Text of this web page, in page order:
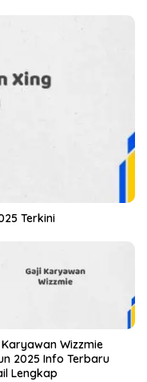
Terkini
Wizzmie
2025 Info Terbaru
Lengkap